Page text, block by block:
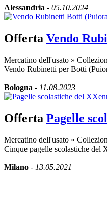
Alessandria - 05.10.2024
Offerta Vendo
Mercatino dell'usato »
Vendo Rubinetti per Botti
Bologna - 11.08.2023
Offerta Pagelle
Mercatino dell'usato »
Cinque pagelle scolastiche del
Milano - 13.05.2021